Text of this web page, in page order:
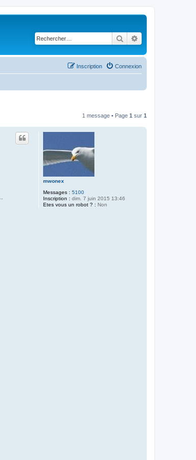
Rechercher
Connexion
Inscription
1 message • Page 1 sur 1
mwonex
Messages : 5100
Inscription : dim. 7 juin 2015 13:46
Etes vous un robot ? : Non